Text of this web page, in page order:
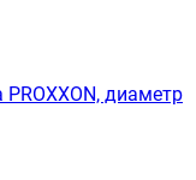
диаметр